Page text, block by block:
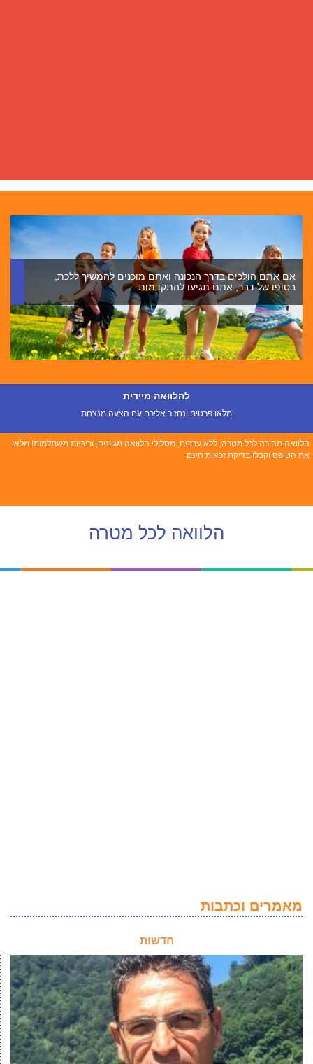
הצלחה היא לא המפתח לאושר; אושר הוא המפתח להצלחה.
אם אתה אוהב את מה שאתה עושה, אתה גם תהיה מוצלח
להלוואה מיידית
מלאו פרטים ונחזור אליכם עם הצעה מנצחת
הלוואה מהירה לכל מטרה, ללא ערבים, מסלולי הלוואה מגוונים, וריביות משתלמות! מלאו
את הטופס וקבלו בדיקת זכאות חינם
הלוואה לכל מטרה
מאמרים וכתבות
חדשות